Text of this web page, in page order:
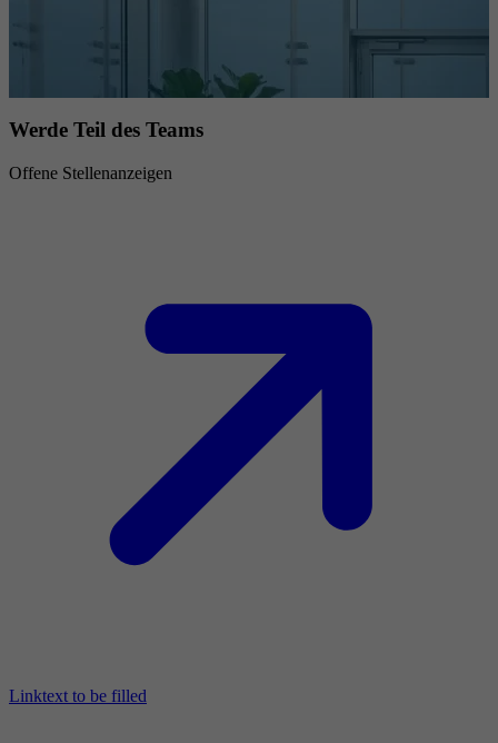
Werde Teil des Teams
Offene Stellenanzeigen
Linktext to be filled